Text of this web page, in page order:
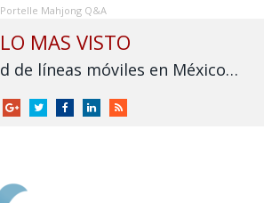
Portelle Mahjong Q&A
LO MAS VISTO
Más de la mitad de líneas móviles en México aún no se vinculan a la CURP
GoogleTwitterFacebookLinkedInRSS